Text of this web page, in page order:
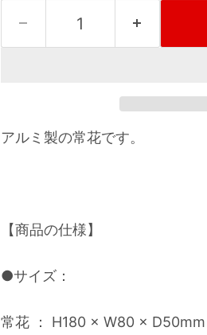
アルミ製の常花です。
【商品の仕様】
●サイズ：
常花 ： H180 × W80 × D50mm